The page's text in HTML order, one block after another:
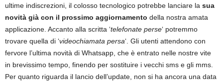
ultime indiscrezioni, il colosso tecnologico potrebbe lanciare la sua
novità già con il prossimo aggiornamento della nostra amata
applicazione. Accanto alla scritta ‘telefonate perse‘ potremmo
trovare quella di ‘videochiamata persa‘. Gli utenti attendono con
fervore l’ultima novità di Whatsapp, che è entrato nelle nostre vite
in brevissimo tempo, finendo per sostituire i vecchi sms e gli mms.
Per quanto riguarda il lancio dell’update, non si ha ancora una data